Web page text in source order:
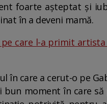
foarte așteptat și
în a deveni mamă.
pe care l-a primit
în care a cerut-o pe
bun moment în care să